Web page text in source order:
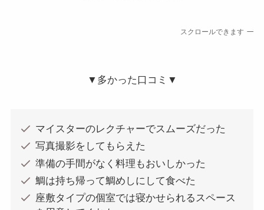
スクロールできます
▼多かった口コミ▼
マイスターのレクチャーでスムーズだった
写真撮影をしてもらえた
準備の手間がなく料理もおいしかった
鯛は持ち帰って鯛めしにして食べた
座敷タイプの個室では寝かせられるスペース